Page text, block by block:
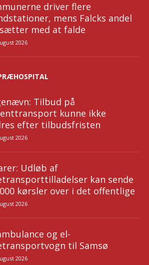
driver flere
mens Falcks andel
med at falde
2026
Tilbud på
kunne ikke
efter tilbudsfristen
2026
Udløb af
kan sende
kørsler over i det offentlige
2026
og el-
til Samsø
2026